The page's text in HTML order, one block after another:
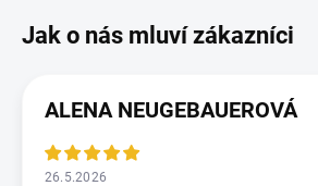
ALENA NEUGEBAUEROVÁ
26.5.2026